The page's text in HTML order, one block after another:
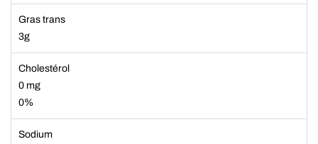
Gras trans
3g
Cholestérol
0 mg
0%
Sodium